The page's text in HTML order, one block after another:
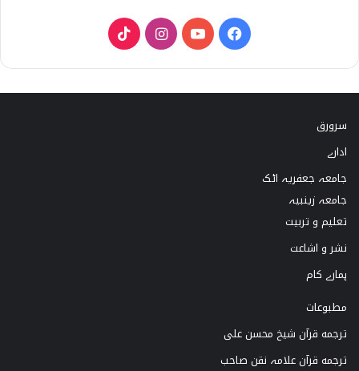
F
a
c
Y
o
u
n
s
T
i
k
سرورق
ادارے
جامعہ جعفریہ اٹک
جامعہ زینبیہ
تعلیم و تربیت
نشر و اشاعت
ہمارے کام
مطبوعات
ترجمه قرآن شیخ محسن علی
ترجمه قرآن علامہ نقن صاحب